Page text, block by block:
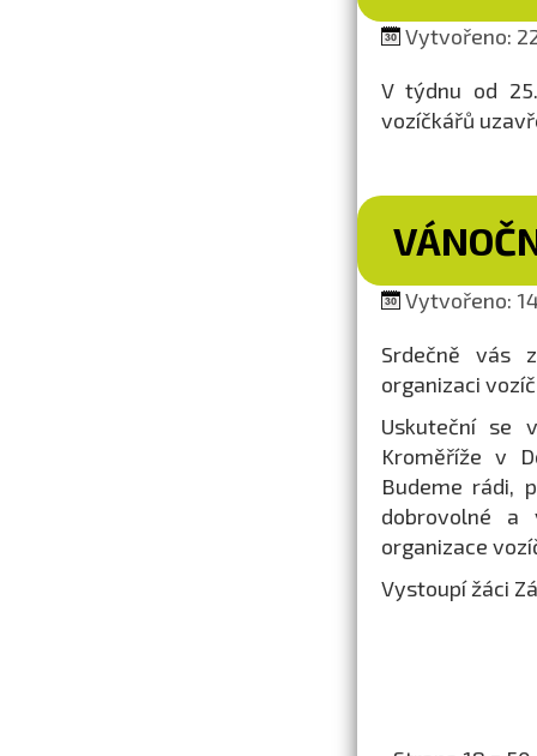
Vytvořeno:
V týdnu od
vozíčkářů
Vytvořeno:
Srdečně vás
organizaci
Uskuteční se
Kroměříže v
Budeme rádi,
dobrovolné a
organizace
Vystoupí žáci